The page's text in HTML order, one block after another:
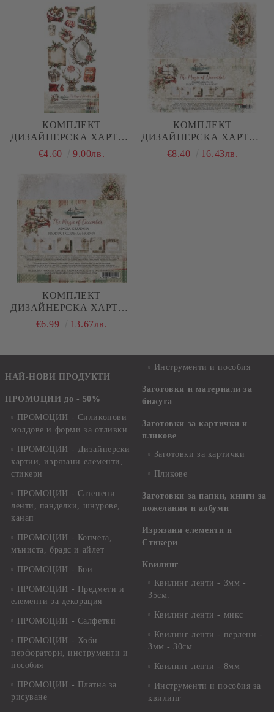
КОМПЛЕКТ
ДИЗАЙНЕРСКА ХАРТИЯ
- THE MAGIC OF
€4.60 9.00лв.
КОМПЛЕКТ
ДИЗАЙНЕРСКА ХАРТИЯ
- THE MAGIC OF
€8.40 16.43лв.
КОМПЛЕКТ
ДИЗАЙНЕРСКА ХАРТИЯ
- THE MAGIC OF
€6.99 13.67лв.
НАЙ-НОВИ ПРОДУКТИ
ПРОМОЦИИ до - 50%
ПРОМОЦИИ - Силиконови
молдове и форми за отливки
ПРОМОЦИИ - Дизайнерски
хартии, изрязани елементи,
стикери
ПРОМОЦИИ - Сатенени
ленти, панделки, шнурове,
канап
ПРОМОЦИИ - Копчета,
мъниста, брадс и айлет
ПРОМОЦИИ - Бои
ПРОМОЦИИ - Предмети и
елементи за декорация
ПРОМОЦИИ - Салфетки
ПРОМОЦИИ - Хоби
перфоратори, инструменти и
пособия
ПРОМОЦИИ - Платна за
рисуване
Инструменти и пособия
Заготовки и материали за
бижута
Заготовки за картички и
пликове
Заготовки за картички
Пликове
Заготовки за папки, книги за
пожелания и албуми
Изрязани елементи и
Стикери
Квилинг
Квилинг ленти - 3мм -
35см.
Квилинг ленти - микс
Квилинг ленти - перлени -
3мм - 30см.
Квилинг ленти - 8мм
Инструменти и пособия за
квилинг